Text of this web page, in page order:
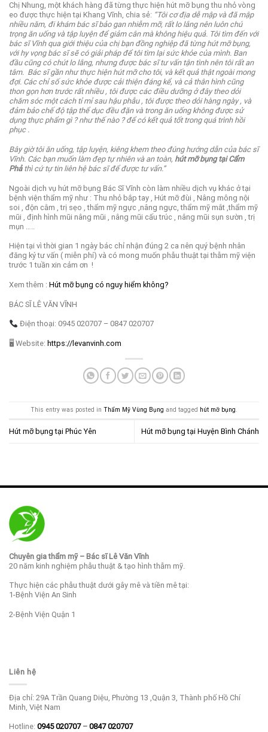
Chị Nhung, một khách hàng đã từng thực hiện hút mỡ bụng thu nhỏ vòng
eo được thực hiện tại Khang Vĩnh, chia sẻ: “Tôi cơ địa dễ mập và đã mập
nhiều năm, đi khám bác sĩ bảo gan nhiễm mỡ, rất lo lắng nên luôn chú
trọng ăn uống và tập luyện để giảm cân mà không hiệu quả. Tôi tìm đến với
bác sĩ Vĩnh qua giới thiệu của chị bạn đồng nghiệp đã từng hút mỡ bụng,
với hy vọng bác sĩ sẽ có giải pháp để tôi tìm lại sức khỏe của mình. Ban
đầu cũng có chút lo lắng, nhưng được bác sĩ tư vấn tận tình nên tôi rất an
tâm. Bác sĩ gần như thực hiện hút mỡ cho tôi, và kết quả thật ngoài mong
đợi. Các chỉ số sức khỏe được cải thiện đáng kể, và cả thân hình cũng
thon gọn hơn trước rất nhiều , tôi được các điều dưỡng ở đây theo dỏi
chăm sóc một cách tỉ mỉ sau hậu phẫu , tôi được theo dỏi hàng ngày , và
đảm bảo chế độ tập thể dục đều đặn và trong ăn uống không được sử
dụng thực phẩm gì ? như thế nào ? để có kết quả tốt trong quá trình hồi
phục .
Bây giờ tôi ăn uống, tập luyện, kiêng khem theo đúng hướng dẫn của bác sĩ
Vĩnh. Các bạn muốn làm đẹp tự nhiên và an toàn, hút mỡ bụng tại Cẩm
Phảthì cứ tự tin liên hệ bác sĩ để được tư vấn.”
Ngoài dịch vụ hút mỡ bụng Bác Sĩ Vĩnh còn làm nhiều dịch vụ khác ở tại
bệnh viện thẩm mỹ như : Thu nhỏ bắp tay , Hút mỡ đùi , Nâng mông nội
soi , độn cằm , trị sẹo , thẩm mỹ ngực ,nâng ngực, thẩm mỹ mắt ,thẩm mỹ
mũi , định hình mũi nâng mũi , nâng mũi cấu trúc , nâng mũi sụn sườn , trị
mụn …..
Hiện tại vì thời gian 1 ngày bác chỉ nhận đúng 2 ca nên quý bệnh nhân
đăng ký tư vấn ( miễn phí) và có mong muốn phẫu thuật tại thẫm mỹ viện
trước 1 tuần xin cảm ơn !
Xem thêm : Hút mỡ bụng có nguy hiểm không?
BÁC SĨ LÊ VĂN VĨNH
Điện thoại: 0945 020707 – 0847 020707
🖥 Website: https://levanvinh.com
This entry was posted in Thẩm Mỹ Vùng Bụng and tagged hút mỡ bụng.
Hút mỡ bụng tại Phúc Yên Hút mỡ bụng tại Huyện Bình Chánh
Chuyên gia thẩm mỹ – Bác sĩ Lê Văn Vĩnh
20 năm kinh nghiệm phẫu thuật & tạo hình thẫm mỹ.
Thực hiện các phẫu thuật dưới gây mê và tiền mê tại:
1-Bệnh Viện An Sinh
2-Bệnh Viện Quận 1
Liên hệ
Địa chỉ: 29A Trần Quang Diệu, Phường 13 ,Quận 3, Thành phố Hồ Chí
Minh, Việt Nam
Hotline: 0945 020707– 0847 020707